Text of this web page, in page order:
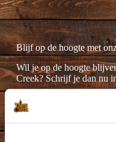
Blijf op de hoogte met
Wil je op de hoogte
Creek? Schrijf je dan nu